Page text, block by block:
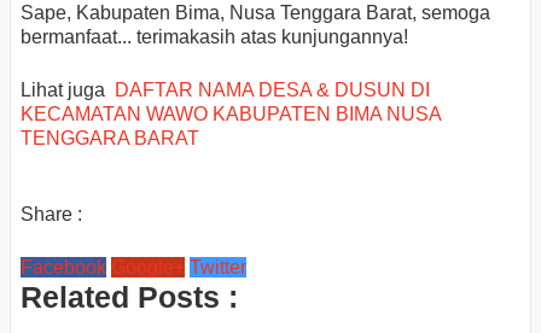
Sape, Kabupaten Bima, Nusa Tenggara Barat, semoga
bermanfaat... terimakasih atas kunjungannya!
Lihat juga
DAFTAR NAMA DESA & DUSUN DI
KECAMATAN WAWO KABUPATEN BIMA NUSA
TENGGARA BARAT
Share :
Facebook Google+ Twitter
Related Posts :